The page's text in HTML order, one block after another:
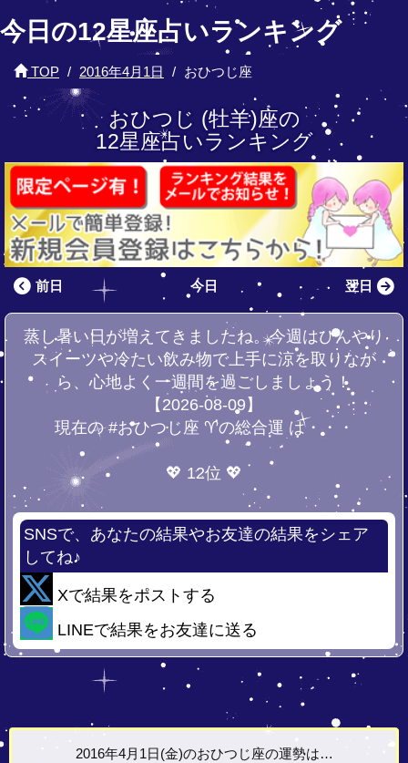
今日の12星座占いランキング
TOP 2016年4月1日 おひつじ座
おひつじ (牡羊)座の
12星座占いランキング
前日 今日 翌日
蒸し暑い日が増えてきましたね。今週はひんやり
スイーツや冷たい飲み物で上手に涼を取りなが
ら、心地よく一週間を過ごしましょう！
【2026-08-09】
現在の #おひつじ座 ♈の総合運 は・・・
💖 12位 💖
SNSで、あなたの結果やお友達の結果をシェア
してね♪
Xで結果をポストする
LINEで結果をお友達に送る
2016年4月1日(金)のおひつじ座の運勢は…